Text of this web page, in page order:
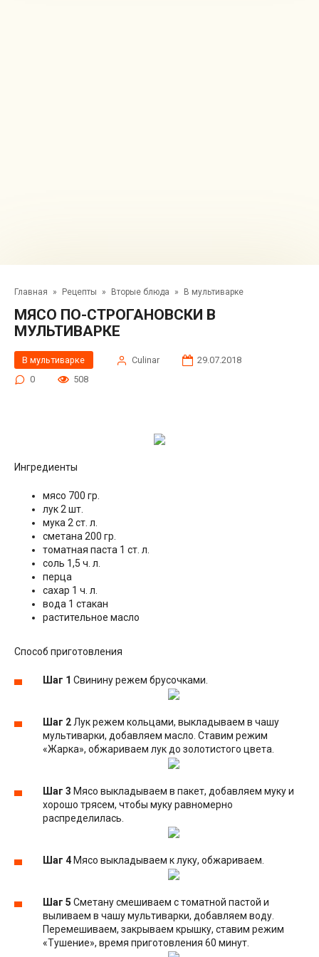
Главная » Рецепты » Вторые блюда » В мультиварке
МЯСО ПО-СТРОГАНОВСКИ В
МУЛЬТИВАРКЕ
В мультиварке Сulinar
29.07.2018
0
508
Ингредиенты
мясо 700 гр.
лук 2 шт.
мука 2 ст. л.
сметана 200 гр.
томатная паста 1 ст. л.
соль 1,5 ч. л.
перца
сахар 1 ч. л.
вода 1 стакан
растительное масло
Способ приготовления
Шаг 1 Свинину режем брусочками.
Шаг 2 Лук режем кольцами, выкладываем в чашу
мультиварки, добавляем масло. Ставим режим
«Жарка», обжариваем лук до золотистого цвета.
Шаг 3 Мясо выкладываем в пакет, добавляем муку и
хорошо трясем, чтобы муку равномерно
распределилась.
Шаг 4 Мясо выкладываем к луку, обжариваем.
Шаг 5 Сметану смешиваем с томатной пастой и
выливаем в чашу мультиварки, добавляем воду.
Перемешиваем, закрываем крышку, ставим режим
«Тушение», время приготовления 60 минут.